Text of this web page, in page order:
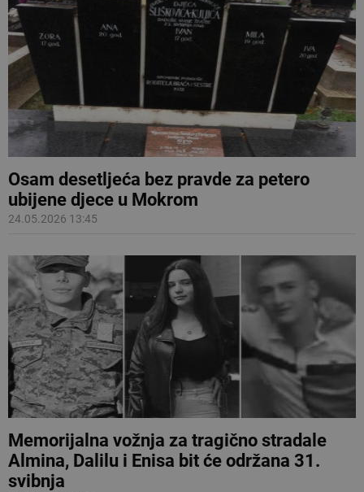
Osam desetljeća bez pravde za petero
ubijene djece u Mokrom
24.05.2026 13:45
Memorijalna vožnja za tragično stradale
Almina, Dalilu i Enisa bit će održana 31.
svibnja